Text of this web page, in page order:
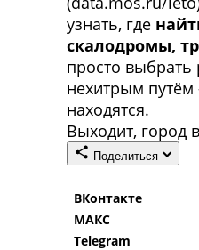
узнать, где
скалодромы,
просто выбрать
нехитрым
находятся.
Выходит, город
Поделиться
ВКонтакте
МАКС
Telegram